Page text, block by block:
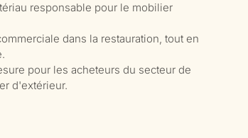
responsable pour le mobilier
dans la restauration, tout en
pour les acheteurs du secteur de
d'extérieur.